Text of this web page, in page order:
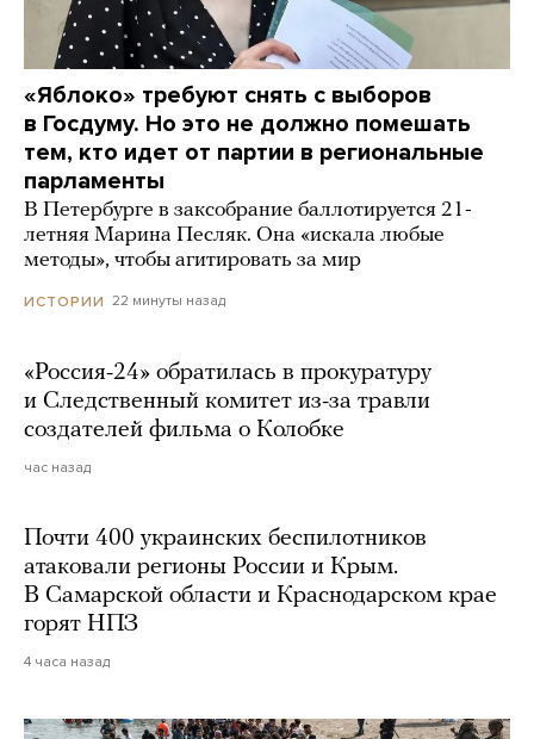
«Яблоко» требуют снять с выборов
в Госдуму. Но это не должно помешать
тем, кто идет от партии в региональные
парламенты
В Петербурге в заксобрание баллотируется 21-
летняя Марина Песляк. Она «искала любые
методы», чтобы агитировать за мир
ИСТОРИИ 22 минуты назад
«Россия-24» обратилась в прокуратуру
и Следственный комитет из-за травли
создателей фильма о Колобке
час назад
Почти 400 украинских беспилотников
атаковали регионы России и Крым.
В Самарской области и Краснодарском крае
горят НПЗ
4 часа назад